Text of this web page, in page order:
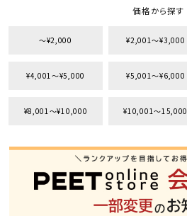
サイズ
XL
XXL
29inc
30inc
34inc
36inc
KIDS
価格から探す
〜¥2,000 ¥2,001〜¥3,000
¥4,001〜¥5,000 ¥5,001〜¥6,000
¥8,001〜¥10,000 ¥10,001〜15,000